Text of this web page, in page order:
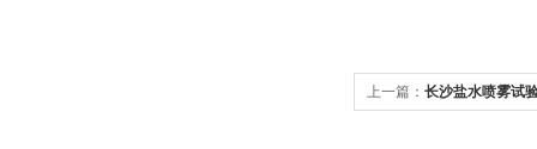
上一篇： 长沙盐水喷雾试